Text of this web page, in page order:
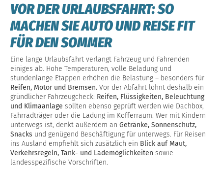
VOR DER URLAUBSFAHRT: SO
MACHEN SIE AUTO UND REISE FIT
FÜR DEN SOMMER
Eine lange Urlaubsfahrt verlangt Fahrzeug und Fahrenden
einiges ab. Hohe Temperaturen, volle Beladung und
stundenlange Etappen erhöhen die Belastung – besonders für
Reifen, Motor und Bremsen. Vor der Abfahrt lohnt deshalb ein
gründlicher Fahrzeugcheck: Reifen, Flüssigkeiten, Beleuchtung
und Klimaanlage sollten ebenso geprüft werden wie Dachbox,
Fahrradträger oder die Ladung im Kofferraum. Wer mit Kindern
unterwegs ist, denkt außerdem an Getränke, Sonnenschutz,
Snacks und genügend Beschäftigung für unterwegs. Für Reisen
ins Ausland empfiehlt sich zusätzlich ein Blick auf Maut,
Verkehrsregeln, Tank- und Lademöglichkeiten sowie
landesspezifische Vorschriften.